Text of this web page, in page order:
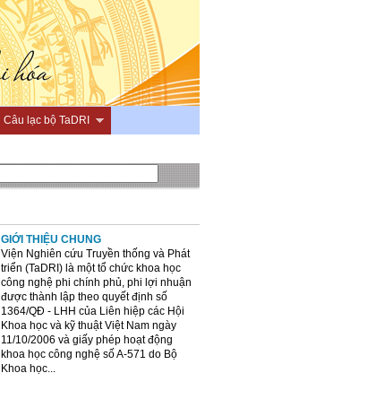
Câu lạc bộ TaDRI
GIỚI THIỆU CHUNG
Viện Nghiên cứu Truyền thống và Phát
triển (TaDRI) là một tổ chức khoa học
công nghệ phi chính phủ, phi lợi nhuận
được thành lập theo quyết định số
1364/QĐ - LHH của Liên hiệp các Hội
Khoa học và kỹ thuật Việt Nam ngày
11/10/2006 và giấy phép hoạt động
khoa học công nghệ số A-571 do Bộ
Khoa học...